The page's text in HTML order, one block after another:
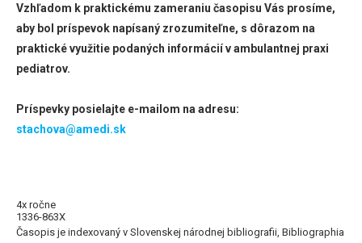
Vzhľadom k praktickému zameraniu časopisu Vás prosíme,
aby bol príspevok napísaný zrozumiteľne, s dôrazom na
praktické využitie podaných informácií v ambulantnej praxi
pediatrov.
Príspevky posielajte e-mailom na adresu:
stachova@amedi.sk
4x ročne
1336-863X
Časopis je indexovaný v Slovenskej národnej bibliografii, Bibliographia